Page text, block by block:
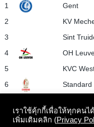
1
Gent
2
KV
3
Sint
4
OH
5
KVC
6
Standard
นโยบายว่าด้วยความเป็นส่ว
เราใช้คุ้กกี้เพื่อให้ทุกคน
เพิ่มเติมคลิก (Privacy